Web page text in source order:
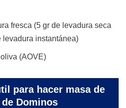
fresca (5 gr de levadura seca
levadura instantánea)
(AOVE)
para hacer masa de
de Dominos